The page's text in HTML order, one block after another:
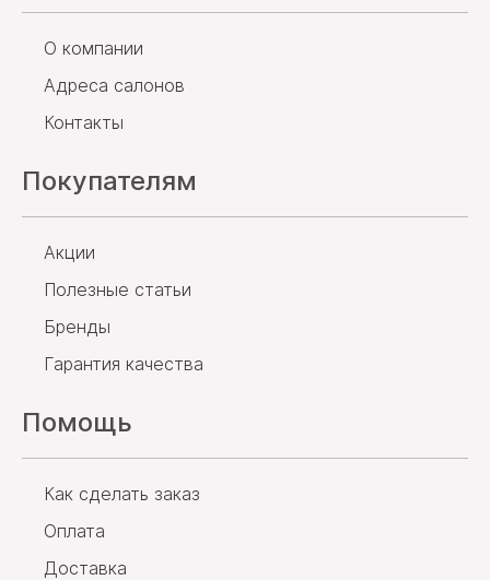
О компании
Адреса салонов
Контакты
Покупателям
Акции
Полезные статьи
Бренды
Гарантия качества
Помощь
Как сделать заказ
Оплата
Доставка